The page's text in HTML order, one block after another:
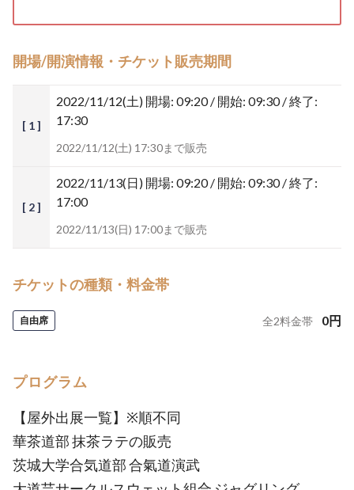
開場/開演情報・チケット販売期間
[ 1 ]
2022/11/12(土) 開場: 09:20 / 開始: 09:30 / 終了:
17:30
2022/11/12(土) 17:30まで販売
[ 2 ]
2022/11/13(日) 開場: 09:20 / 開始: 09:30 / 終了:
17:00
2022/11/13(日) 17:00まで販売
チケットの種類・料金帯
自由席 全2料金帯 0円
プログラム
【屋外出展一覧】※順不同
華茶道部 抹茶ラテの販売
茨城大学合気道部 合氣道演武